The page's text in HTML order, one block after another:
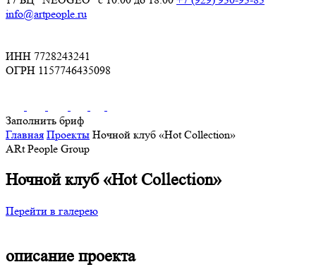
info@artpeople.ru
ИНН 7728243241
ОГРН 1157746435098
Заполнить бриф
Главная Проекты Ночной клуб «Hot Collection»
ARt People Group
Ночной клуб «Hot Collection»
Перейти в галерею
описание проекта